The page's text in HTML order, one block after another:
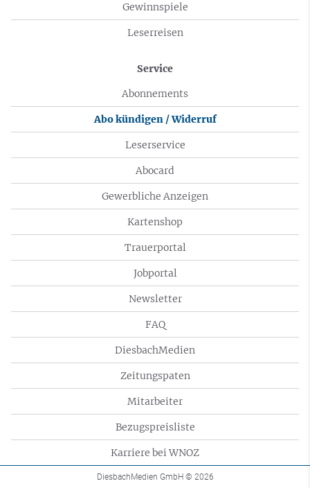
Gewinnspiele
Leserreisen
Service
Abonnements
Abo kündigen / Widerruf
Leserservice
Abocard
Gewerbliche Anzeigen
Kartenshop
Trauerportal
Jobportal
Newsletter
FAQ
DiesbachMedien
Zeitungspaten
Mitarbeiter
Bezugspreisliste
Karriere bei WNOZ
DiesbachMedien GmbH © 2026